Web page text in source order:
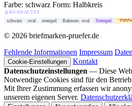
Farbe: schwarz Form: Halbkreis
KI-ANALYSE
schwarz
oval stempel Rahmen: oval Stempel
© 2026 briefmarken-pruefer.de
Fehlende Informationen Impressum
Cookie-Einstellungen
Kontakt
Datenschutzeinstellungen — Diese
Notwendige Cookies sind für den
Mit Ihrer Zustimmung erfassen wir
unserem eigenen Server.